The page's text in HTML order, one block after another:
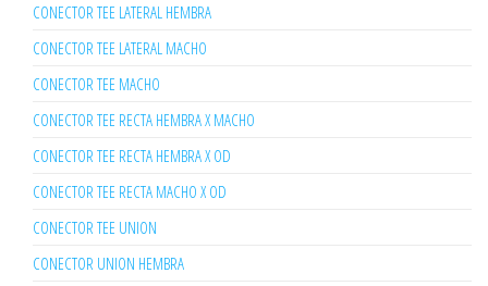
CONECTOR TEE LATERAL HEMBRA
CONECTOR TEE LATERAL MACHO
CONECTOR TEE MACHO
CONECTOR TEE RECTA HEMBRA X MACHO
CONECTOR TEE RECTA HEMBRA X OD
CONECTOR TEE RECTA MACHO X OD
CONECTOR TEE UNION
CONECTOR UNION HEMBRA